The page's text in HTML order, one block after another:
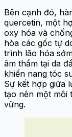
Bên cạnh đó,
quercetin, một
oxy hóa và
hòa các gốc tự
trình lão hóa
âm thầm tại da
khiến nang tóc
Sự kết hợp giữa
tạo nên một môi
vững.